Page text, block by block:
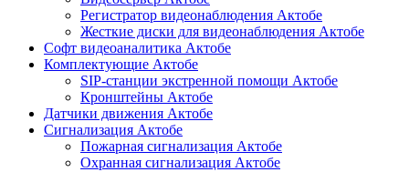
Регистратор видеонаблюдения Актобе
Жесткие диски для видеонаблюдения Актобе
Софт видеоаналитика Актобе
Комплектующие Актобе
SIP-станции экстренной помощи Актобе
Кронштейны Актобе
Датчики движения Актобе
Сигнализация Актобе
Пожарная сигнализация Актобе
Охранная сигнализация Актобе